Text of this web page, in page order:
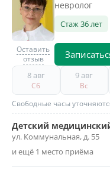
Оставить
отзыв
невролог
Стаж 36 лет
8 авг
Сб
9 авг
Вс
Свободные часы
Детский
ул. Коммунальная, д. 55
и ещё 1 место приёма